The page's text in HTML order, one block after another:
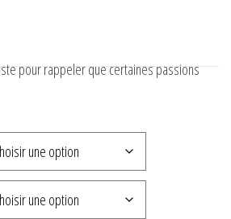
pour rappeler que certaines passions